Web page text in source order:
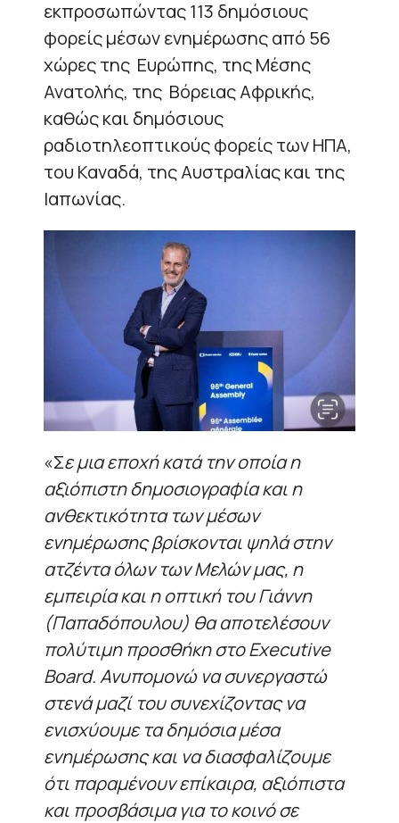
εκπροσωπώντας 113 δημόσιους
φορείς μέσων ενημέρωσης από 56
χώρες της Ευρώπης, της Μέσης
Ανατολής, της Βόρειας Αφρικής,
καθώς και δημόσιους
ραδιοτηλεοπτικούς φορείς των ΗΠΑ,
του Καναδά, της Αυστραλίας και της
Ιαπωνίας.
«Σε μια εποχή κατά την οποία η
αξιόπιστη δημοσιογραφία και η
ανθεκτικότητα των μέσων
ενημέρωσης βρίσκονται ψηλά στην
ατζέντα όλων των Μελών μας, η
εμπειρία και η οπτική του Γιάννη
(Παπαδόπουλου) θα αποτελέσουν
πολύτιμη προσθήκη στο Executive
Board. Ανυπομονώ να συνεργαστώ
στενά μαζί του συνεχίζοντας να
ενισχύουμε τα δημόσια μέσα
ενημέρωσης και να διασφαλίζουμε
ότι παραμένουν επίκαιρα, αξιόπιστα
και προσβάσιμα για το κοινό σε